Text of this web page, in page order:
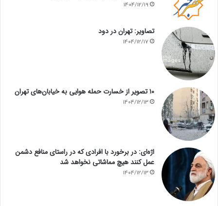
1404/12/19
تصاویر: تهران در دود
1404/12/17
۱۰ تصویر از خسارت حمله هوایی به خیابان‌های تهران
1404/12/13
اژه‌ای: در برخورد با افرادی که در راستای منافع دشمن
عمل کنند هیچ مماشاتی نخواهد شد
1404/12/13